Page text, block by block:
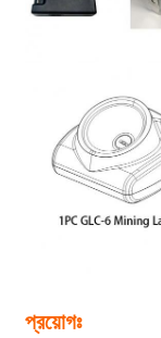
প্রয়োগঃ